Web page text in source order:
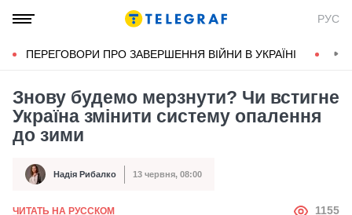
РУС
ПЕРЕГОВОРИ ПРО ЗАВЕРШЕННЯ ВІЙНИ В УКРАЇНІ
Знову будемо мерзнути? Чи встигне
Україна змінити систему опалення
до зими
Автор Надія Рибалко
Дата публікації 13 червня, 08:00
ЧИТАТЬ НА РУССКОМ АВТОР
1155